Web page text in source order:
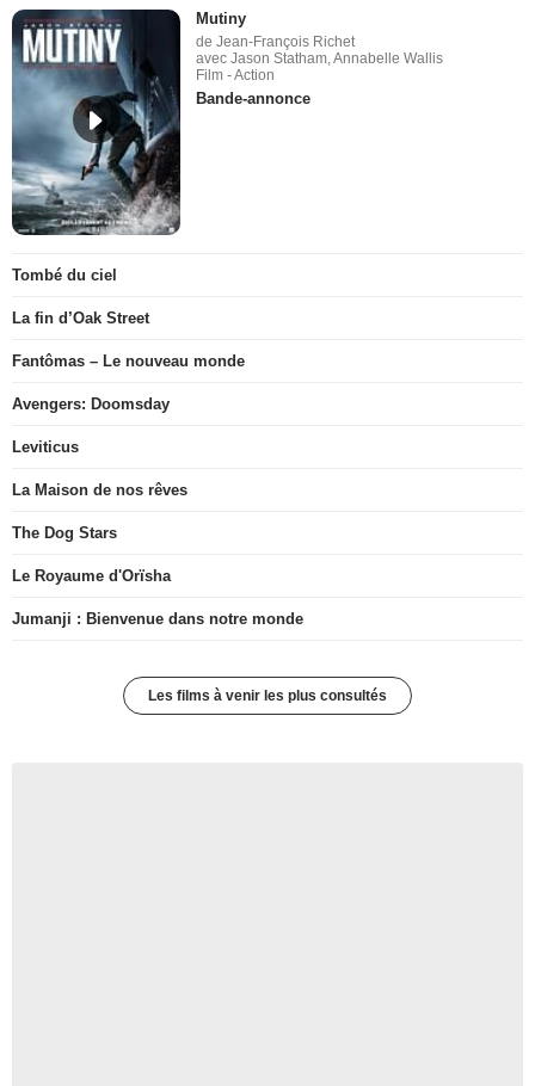
Mutiny
de Jean-François Richet
avec Jason Statham, Annabelle Wallis
Film - Action
Bande-annonce
Tombé du ciel
La fin d’Oak Street
Fantômas – Le nouveau monde
Avengers: Doomsday
Leviticus
La Maison de nos rêves
The Dog Stars
Le Royaume d'Orïsha
Jumanji : Bienvenue dans notre monde
Les films à venir les plus consultés